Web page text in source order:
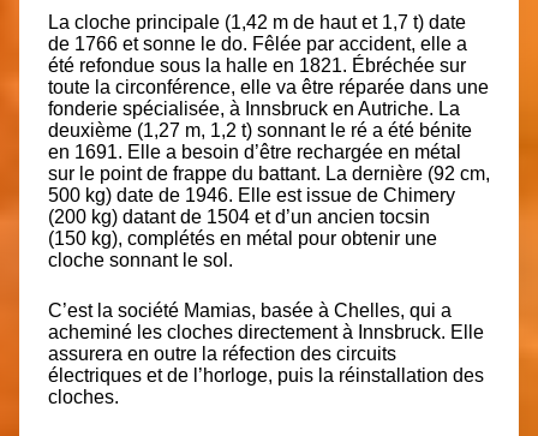
La cloche principale (1,42 m de haut et 1,7 t) date
de 1766 et sonne le do. Fêlée par accident, elle a
été refondue sous la halle en 1821. Ébréchée sur
toute la circonférence, elle va être réparée dans une
fonderie spécialisée, à Innsbruck en Autriche. La
deuxième (1,27 m, 1,2 t) sonnant le ré a été bénite
en 1691. Elle a besoin d’être rechargée en métal
sur le point de frappe du battant. La dernière (92 cm,
500 kg) date de 1946. Elle est issue de Chimery
(200 kg) datant de 1504 et d’un ancien tocsin
(150 kg), complétés en métal pour obtenir une
cloche sonnant le sol.
C’est la société Mamias, basée à Chelles, qui a
acheminé les cloches directement à Innsbruck. Elle
assurera en outre la réfection des circuits
électriques et de l’horloge, puis la réinstallation des
cloches.